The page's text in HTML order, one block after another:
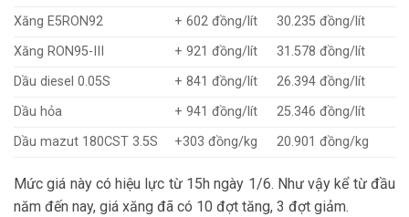
Xăng E5RON92
+ 602 đồng/lít
30.235 đồng/lít
Xăng RON95-III
+ 921 đồng/lít
31.578 đồng/lít
Dầu diesel 0.05S
+ 841 đồng/lít
26.394 đồng/lít
Dầu hỏa
+ 941 đồng/lít
25.346 đồng/lít
Dầu mazut 180CST 3.5S
+303 đồng/kg 20.901 đồng/kg
Mức giá này có hiệu lực từ 15h ngày 1/6. Như vậy kể từ đầu
năm đến nay, giá xăng đã có 10 đợt tăng, 3 đợt giảm.